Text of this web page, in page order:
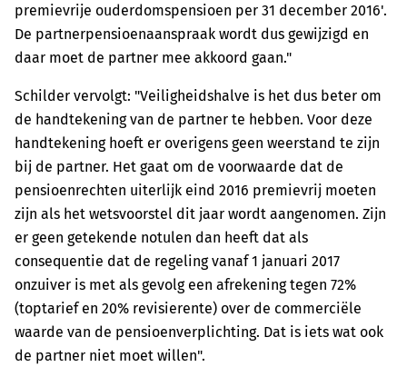
premievrije ouderdomspensioen per 31 december 2016'.
De partnerpensioenaanspraak wordt dus gewijzigd en
daar moet de partner mee akkoord gaan."
Schilder vervolgt: "Veiligheidshalve is het dus beter om
de handtekening van de partner te hebben. Voor deze
handtekening hoeft er overigens geen weerstand te zijn
bij de partner. Het gaat om de voorwaarde dat de
pensioenrechten uiterlijk eind 2016 premievrij moeten
zijn als het wetsvoorstel dit jaar wordt aangenomen. Zijn
er geen getekende notulen dan heeft dat als
consequentie dat de regeling vanaf 1 januari 2017
onzuiver is met als gevolg een afrekening tegen 72%
(toptarief en 20% revisierente) over de commerciële
waarde van de pensioenverplichting. Dat is iets wat ook
de partner niet moet willen".